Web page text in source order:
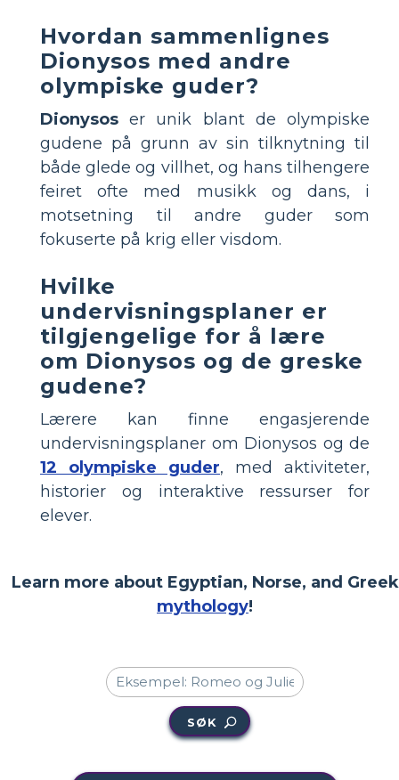
Hvordan sammenlignes
Dionysos med andre
olympiske guder?
Dionysos er unik blant de olympiske
gudene på grunn av sin tilknytning til
både glede og villhet, og hans tilhengere
feiret ofte med musikk og dans, i
motsetning til andre guder som
fokuserte på krig eller visdom.
Hvilke
undervisningsplaner er
tilgjengelige for å lære
om Dionysos og de greske
gudene?
Lærere kan finne engasjerende
undervisningsplaner om Dionysos og de
12 olympiske guder, med aktiviteter,
historier og interaktive ressurser for
elever.
Learn more about Egyptian, Norse, and Greek
mythology!
SØK